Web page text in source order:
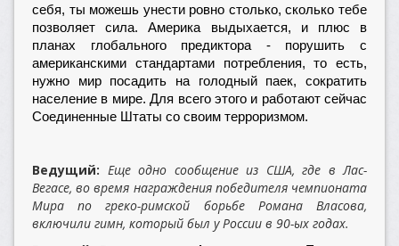
себя, ты можешь унести ровно столько, сколько тебе
позволяет сила. Америка выдыхается, и плюс в
планах глобального предиктора - порушить с
американскими стандартами потребления, то есть,
нужно мир посадить на голодный паек, сократить
население в мире. Для всего этого и работают сейчас
Соединенные Штаты со своим терроризмом.
Ведущий: Еще одно сообщение из США, где в Лас-
Вегасе, во время награждения победителя чемпионата
Мира по греко-римской борьбе Романа Власова,
включили гимн, который был у России в 90-ых годах.